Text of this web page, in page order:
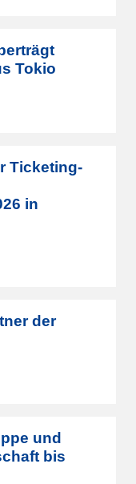
Tokio
Ticketing-
in
der
und
bis